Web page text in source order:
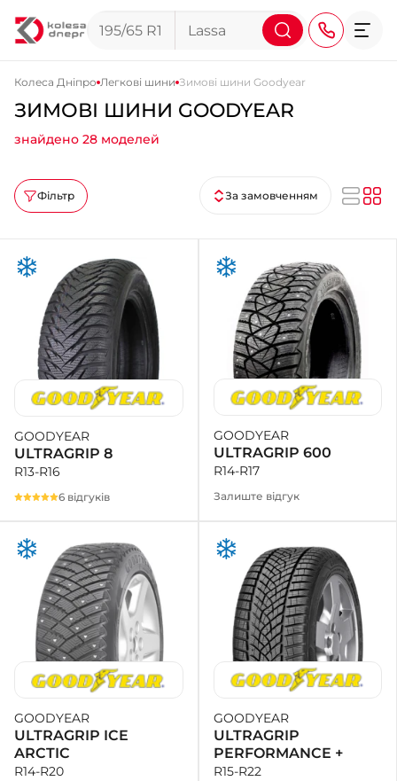
+38 (095) 276-44-44
+38 (067) 911-14-14
- на Щепкіна
+38 (098) 911-911-0
- на Тополі
+38 (098) 911-911-4
- на Калиновій
+38 (077) 7-184-184
- Донецьке шосе
+38 (050)-911-911-2
- Щепкіна
+38 (099)-643-33-77
- Тополь
Колеса Дніпро Легкові шини Зимові шини Goodyear
ЗИМОВІ ШИНИ GOODYEAR
знайдено 28 моделей
Фільтр За замовченням
GOODYEAR
ULTRAGRIP 8
R13-R16
6 відгуків
GOODYEAR
ULTRAGRIP 600
R14-R17
Залиште відгук
GOODYEAR
ULTRAGRIP ICE
ARCTIC
R14-R20
GOODYEAR
ULTRAGRIP
PERFORMANCE +
R15-R22